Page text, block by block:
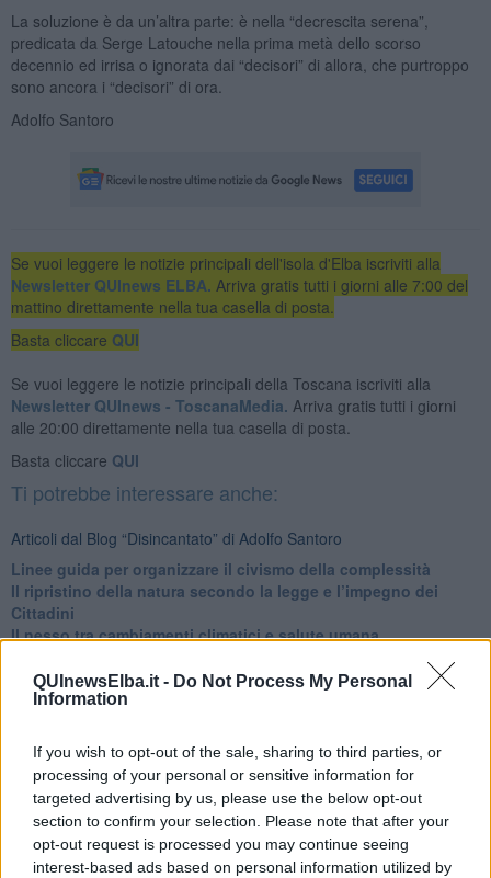
QUInewsElba.it - Do Not Process My Personal
Information
If you wish to opt-out of the sale, sharing to third parties, or
processing of your personal or sensitive information for
targeted advertising by us, please use the below opt-out
section to confirm your selection. Please note that after your
opt-out request is processed you may continue seeing
interest-based ads based on personal information utilized by
La soluzione è da un’altra parte: è nella “decrescita serena”,
predicata da Serge Latouche nella prima metà dello scorso
decennio ed irrisa o ignorata dai “decisori” di allora, che purtroppo
sono ancora i “decisori” di ora.
Adolfo Santoro
Se vuoi leggere le notizie principali dell'isola d'Elba iscriviti alla
Newsletter QUInews ELBA. Arriva gratis tutti i giorni alle 7:00 del
mattino direttamente nella tua casella di posta.
Basta cliccare QUI
Se vuoi leggere le notizie principali della Toscana iscriviti alla
Newsletter QUInews - ToscanaMedia. Arriva gratis tutti i giorni
alle 20:00 direttamente nella tua casella di posta.
Basta cliccare QUI
Ti potrebbe interessare anche:
Articoli dal Blog “Disincantato” di Adolfo Santoro
​Linee guida per organizzare il civismo della complessità
​Il ripristino della natura secondo la legge e l’impegno dei
Cittadini
Il nesso tra cambiamenti climatici e salute umana
Tutti morimmo a stento (2)
​Tutti morimmo a stento (1)
Un manuale essenziale per seguire il CORRIDOIO BLU
Il corridoio blu
​Il cronoprogramma ottimale verso il full electric sui traghetti
​I costi dell’adeguamento al cold ironing
Alcune domande da esordiente agli esperti che decidono le
sorti dell’Elba